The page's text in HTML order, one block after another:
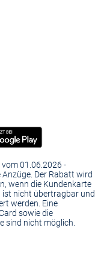
01.06.2026 -
Der Rabatt wird
wenn die Kundenkarte
nicht übertragbar und
werden. Eine
sowie die
sind nicht möglich.